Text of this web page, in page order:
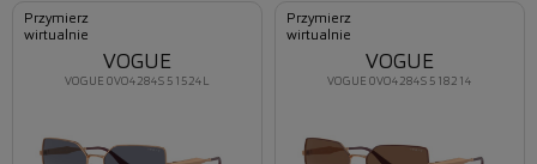
Przymierz
wirtualnie
VOGUE 0VO4284S 51524L
VOGUE
Przymierz
wirtualnie
VOGUE 0VO4284S 518214
VOGUE